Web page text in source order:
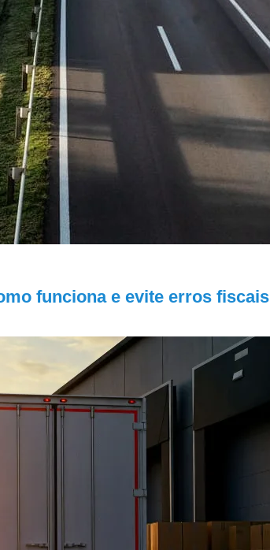
funciona e evite erros fiscais